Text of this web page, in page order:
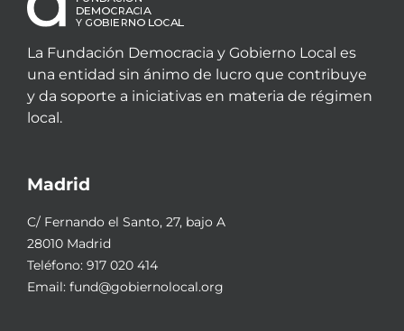
La Fundación Democracia y Gobierno Local es
una entidad sin ánimo de lucro que contribuye
y da soporte a iniciativas en materia de régimen
local.
Madrid
C/ Fernando el Santo, 27, bajo A
28010 Madrid
Teléfono: 917 020 414
Email: fund@gobiernolocal.org